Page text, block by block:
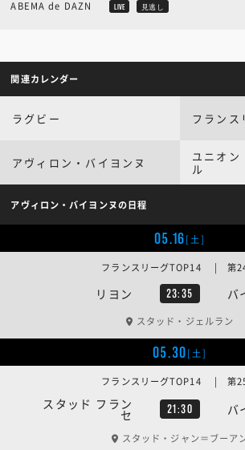
ABEMA de DAZN LIVE 見逃し
関連カレンダー
ラグビー フラン
アヴィロン・バイヨンヌ
ユニオン
ル
アヴィロン・バイヨンヌの日程
05.16[土]
リヨン 23:35 バ
フランスリーグTOP14 | 第
スタッド・ジェルラン
05.30[土]
スタッド フラン
セ 21:30 バ
フランスリーグTOP14 | 第
スタッド・ジャン＝ブーア